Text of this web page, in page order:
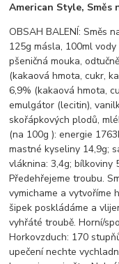
American Style, Směs
OBSAH BALENÍ: Směs
125g másla, 100ml vody
pšeničná mouka,
(kakaová hmota, cukr,
6,9% (kakaová hmota,
emulgátor (lecitin),
skořápkových plodů,
(na 100g ): energie
mastné kyseliny 14,9g;
vláknina: 3,4g; bílkoviny
Předehřejeme troubu.
vymichame a vytvoříme
šipek poskládáme a
vyhřáté troubě. Horní/
Horkovzduch: 170
upečení nechte